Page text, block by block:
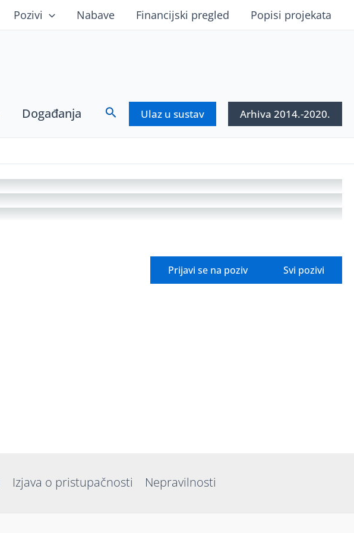
Pozivi Nabave Financijski pregled Popisi projekata
Događanja SearchUlaz u sustav Arhiva 2014.-2020.
Prijavi se na poziv Svi pozivi
Izjava o pristupačnosti Nepravilnosti